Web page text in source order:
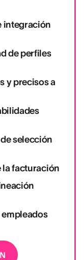
integración
de perfiles
y precisos a
selección
la facturación